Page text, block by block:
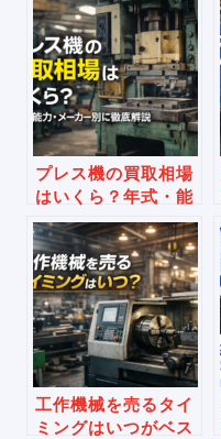
徹底解説
プレス機の買取相場
はいくら？年式・能
力・メーカー別に徹
底解説
工作機械を売るタイ
ミングはいつがベス